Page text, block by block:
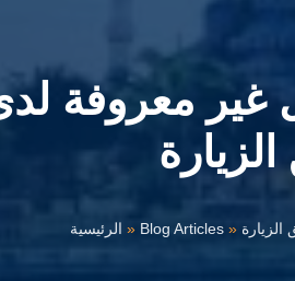
غير معروفة
الرئيسية » Blog Articles»